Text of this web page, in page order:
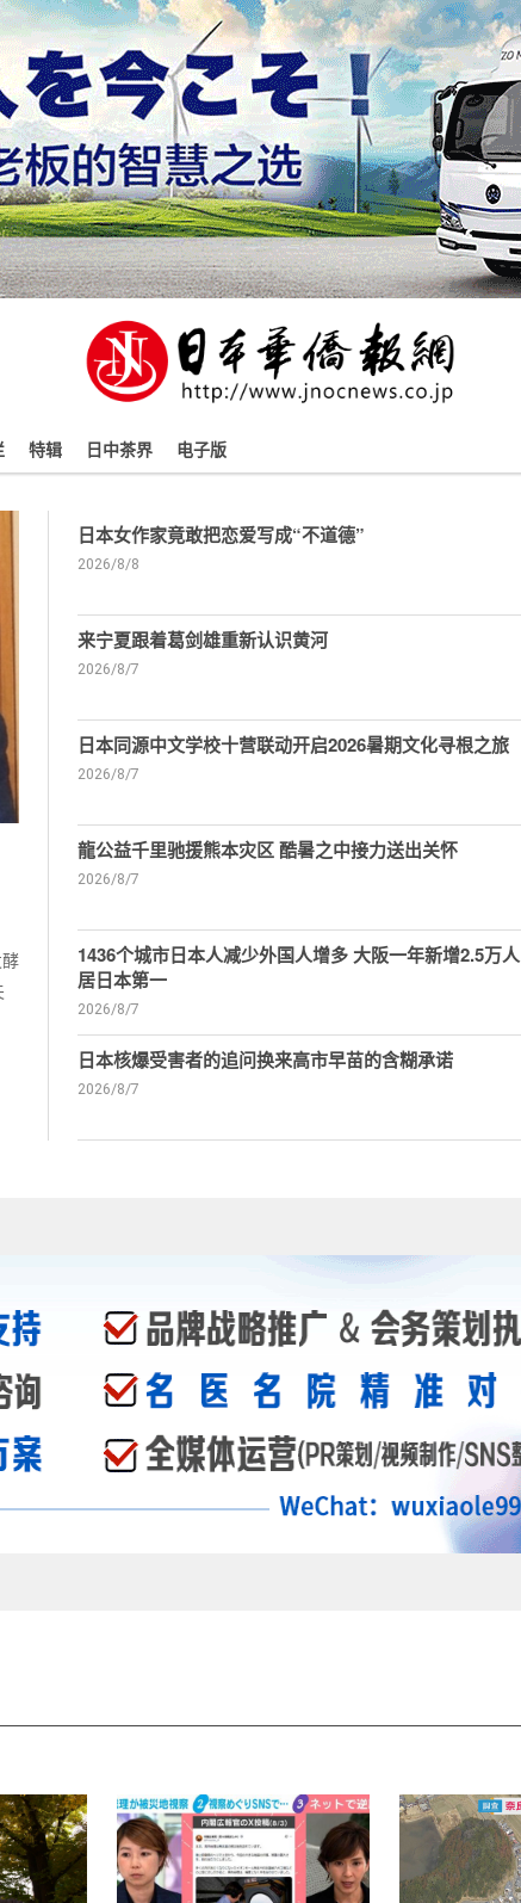
特辑 日中茶界 电子版
日本女作家竟敢把恋爱写成“不道德”
2026/8/8
来宁夏跟着葛剑雄重新认识黄河
2026/8/7
日本同源中文学校十营联动开启2026暑期文化寻根之旅
2026/8/7
龍公益千里驰援熊本灾区 酷暑之中接力送出关怀
2026/8/7
1436个城市日本人减少外国人增多 大阪一年新增2.5万人
居日本第一
2026/8/7
日本核爆受害者的追问换来高市早苗的含糊承诺
2026/8/7